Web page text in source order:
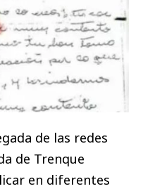
de las redes
de Trenque
en diferentes